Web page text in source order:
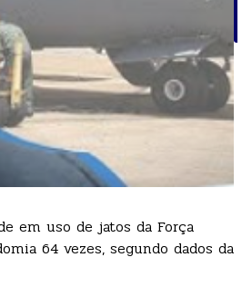
em uso de jatos da Força
64 vezes, segundo dados da